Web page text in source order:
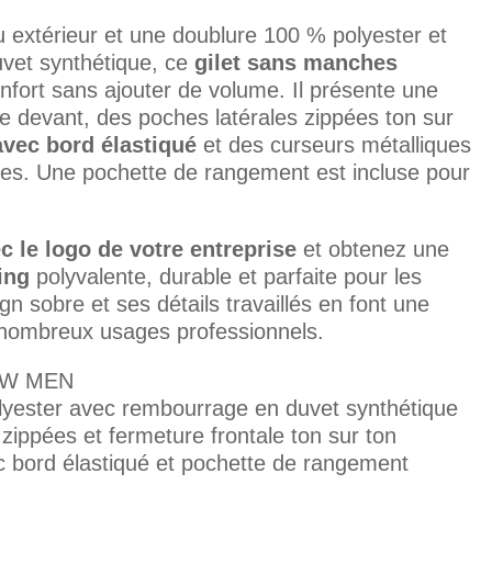
extérieur et une doublure 100 % polyester et
synthétique, ce gilet sans manches
sans ajouter de volume. Il présente une
devant, des poches latérales zippées ton sur
bord élastiquéet des curseurs métalliques
Une pochette de rangement est incluse pour
le logo de votre entrepriseet obtenez une
polyvalente, durable et parfaite pour les
sobre et ses détails travaillés en font une
usages professionnels.
MEN
avec rembourrage en duvet synthétique
et fermeture frontale ton sur ton
bord élastiqué et pochette de rangement